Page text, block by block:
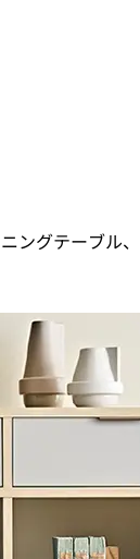
グテーブル